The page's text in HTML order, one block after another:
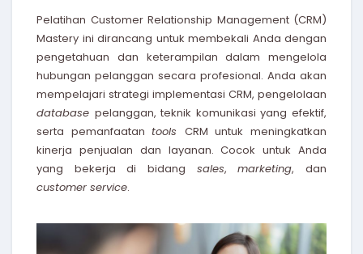
Pelatihan Customer Relationship Management (CRM)
Mastery ini dirancang untuk membekali Anda dengan
pengetahuan dan keterampilan dalam mengelola
hubungan pelanggan secara profesional. Anda akan
mempelajari strategi implementasi CRM, pengelolaan
database pelanggan, teknik komunikasi yang efektif,
serta pemanfaatantools CRM untuk meningkatkan
kinerja penjualan dan layanan. Cocok untuk Anda
yang bekerja di bidang sales,marketing, dan
customer service.